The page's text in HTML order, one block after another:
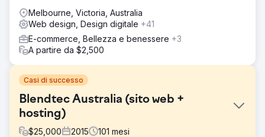
Melbourne, Victoria, Australia
Web design, Design digitale +41
E-commerce, Bellezza e benessere +3
A partire da $2,500
Casi di successo
Blendtec Australia (sito web +
hosting)
$25,000 2015 101 mesi